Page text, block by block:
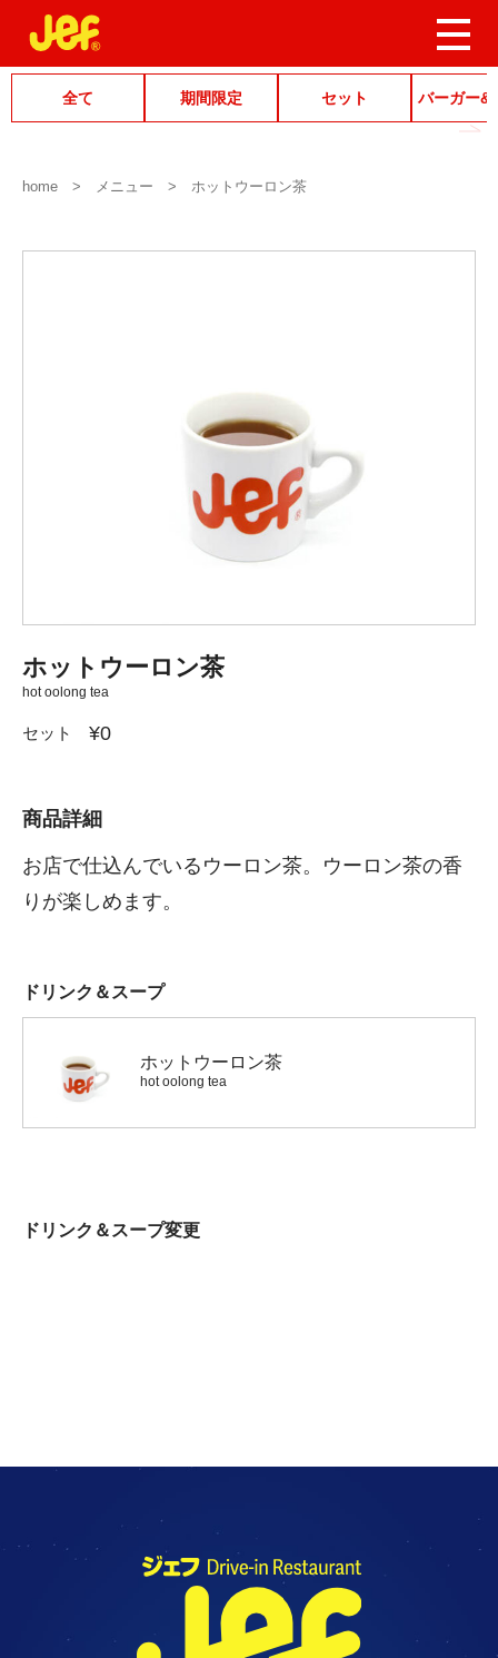
全て 期間限定 セット バーガー&
home メニュー ホットウーロン茶
ホットウーロン茶
hot oolong tea
セット ¥0
商品詳細
お店で仕込んでいるウーロン茶。ウーロン茶の香
りが楽しめます。
ドリンク＆スープ
ホットウーロン茶
hot oolong tea
ドリンク＆スープ変更